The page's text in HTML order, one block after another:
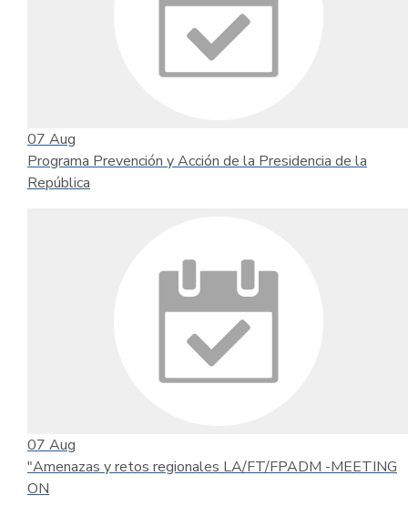
07 Aug
Programa Prevención y Acción de la Presidencia de la
República
07 Aug
"Amenazas y retos regionales LA/FT/FPADM -MEETING
ON